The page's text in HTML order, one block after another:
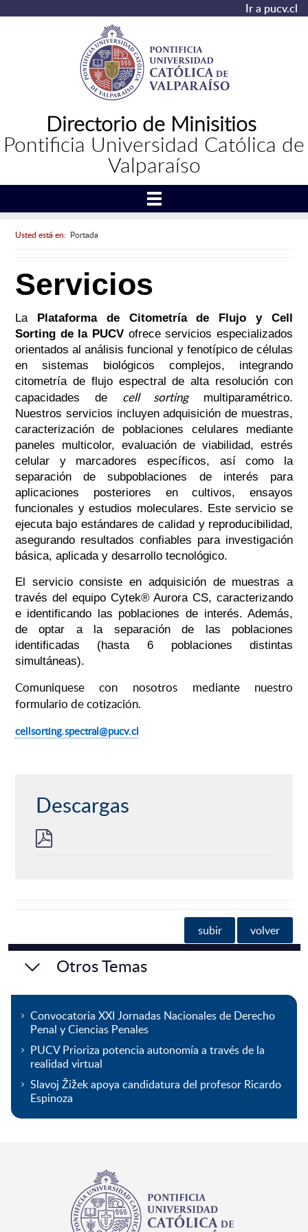
Ir a pucv.cl
Directorio de Minisitios
Pontificia Universidad Católica de
Valparaíso
Usted está en: Portada
Servicios
La
Plataforma de Citometría de Flujo y Cell
Sorting de la PUCV ofrece servicios especializados
orientados al análisis funcional y fenotípico de células
en sistemas biológicos complejos, integrando
citometría de flujo espectral de alta resolución con
capacidades de cell sortingmultiparamétrico.
Nuestros servicios incluyen adquisición de muestras,
caracterización de poblaciones celulares mediante
paneles multicolor, evaluación de viabilidad, estrés
celular y marcadores específicos, así como la
separación de subpoblaciones de interés para
aplicaciones posteriores en cultivos, ensayos
funcionales y estudios moleculares. Este servicio se
ejecuta bajo estándares de calidad y reproducibilidad,
asegurando resultados confiables para investigación
básica, aplicada y desarrollo tecnológico.
El servicio consiste en adquisición de muestras a
través del equipo Cytek® Aurora CS, caracterizando
e identificando las poblaciones de interés. Además,
de optar a la separación de las poblaciones
identificadas (hasta 6 poblaciones distintas
simultáneas).
Comuniquese con nosotros mediante nuestro
formulario de cotización.
cellsorting.spectral@pucv.cl
Descargas
subir volver
Otros Temas
Convocatoria XXI Jornadas Nacionales de Derecho
Penal y Ciencias Penales
PUCV Prioriza potencia autonomía a través de la
realidad virtual
Slavoj Žižek apoya candidatura del profesor Ricardo
Espinoza